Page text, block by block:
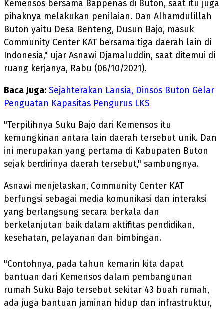
Kemensos bersama Bappenas di Buton, saat itu juga
pihaknya melakukan penilaian. Dan Alhamdulillah
Buton yaitu Desa Benteng, Dusun Bajo, masuk
Community Center KAT bersama tiga daerah lain di
Indonesia," ujar Asnawi Djamaluddin, saat ditemui di
ruang kerjanya, Rabu (06/10/2021).
Baca Juga: Sejahterakan Lansia, Dinsos Buton Gelar
Penguatan Kapasitas Pengurus LKS
"Terpilihnya Suku Bajo dari Kemensos itu
kemungkinan antara lain daerah tersebut unik. Dan
ini merupakan yang pertama di Kabupaten Buton
sejak berdirinya daerah tersebut," sambungnya.
Asnawi menjelaskan, Community Center KAT
berfungsi sebagai media komunikasi dan interaksi
yang berlangsung secara berkala dan
berkelanjutan baik dalam aktifitas pendidikan,
kesehatan, pelayanan dan bimbingan.
"Contohnya, pada tahun kemarin kita dapat
bantuan dari Kemensos dalam pembangunan
rumah Suku Bajo tersebut sekitar 43 buah rumah,
ada juga bantuan jaminan hidup dan infrastruktur,